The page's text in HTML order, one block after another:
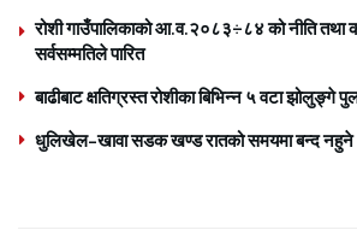
रोशी गाउँपालिकाको आ.व.२०८३÷८४ को नीति तथा
सर्वसम्मतिले पारित
बाढीबाट क्षतिग्रस्त रोशीका बिभिन्न ५ वटा झोलुङ्गे
धुलिखेल–खावा सडक खण्ड रातको समयमा बन्द नहुने